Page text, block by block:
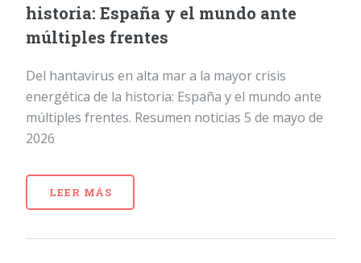
historia: España y el mundo ante
múltiples frentes
Del hantavirus en alta mar a la mayor crisis
energética de la historia: España y el mundo ante
múltiples frentes. Resumen noticias 5 de mayo de
2026
LEER MÁS